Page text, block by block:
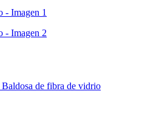
Baldosa de fibra de vidrio